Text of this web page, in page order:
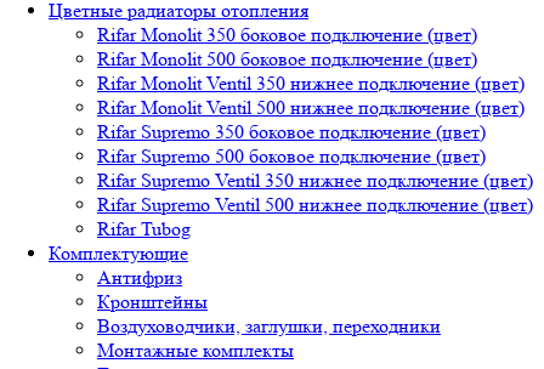
Цветные радиаторы отопления
Rifar Monolit 350 боковое подключение (цвет)
Rifar Monolit 500 боковое подключение (цвет)
Rifar Monolit Ventil 350 нижнее подключение (цвет)
Rifar Monolit Ventil 500 нижнее подключение (цвет)
Rifar Supremo 350 боковое подключение (цвет)
Rifar Supremo 500 боковое подключение (цвет)
Rifar Supremo Ventil 350 нижнее подключение (цвет)
Rifar Supremo Ventil 500 нижнее подключение (цвет)
Rifar Tubog
Комплектующие
Антифриз
Кронштейны
Воздуховодчики, заглушки, переходники
Монтажные комплекты